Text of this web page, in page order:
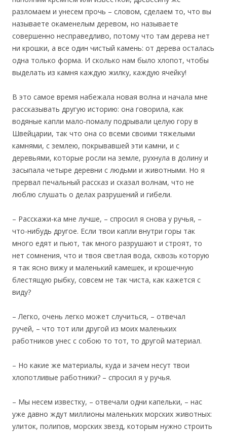
разломаем и унесем прочь – словом, сделаем то, что вы
называете окаменелым деревом, но называете
совершенно несправедливо, потому что там дерева нет
ни крошки, а все один чистый камень: от дерева осталась
одна только форма. И сколько нам было хлопот, чтобы
выделать из камня каждую жилку, каждую ячейку!
В это самое время набежала новая волна и начала мне
рассказывать другую историю: она говорила, как
водяные капли мало-помалу подрывали целую гору в
Швейцарии, так что она со всеми своими тяжелыми
камнями, с землею, покрывавшей эти камни, и с
деревьями, которые росли на земле, рухнула в долину и
засыпала четыре деревни с людьми и животными. Но я
прервал печальный рассказ и сказал волнам, что не
люблю слушать о делах разрушений и гибели.
– Расскажи-ка мне лучше, – спросил я снова у ручья, –
что-нибудь другое. Если твои капли внутри горы так
много едят и пьют, так много разрушают и строят, то
нет сомнения, что и твоя светлая вода, сквозь которую
я так ясно вижу и маленький камешек, и крошечную
блестящую рыбку, совсем не так чиста, как кажется с
виду?
– Легко, очень легко может случиться, – отвечал
ручей, – что тот или другой из моих маленьких
работников унес с собою то тот, то другой материал.
– Но какие же материалы, куда и зачем несут твои
хлопотливые работники? – спросил я у ручья.
– Мы несем известку, – отвечали одни капельки, – нас
уже давно ждут миллионы маленьких морских животных:
улиток, полипов, морских звезд, которым нужно строить